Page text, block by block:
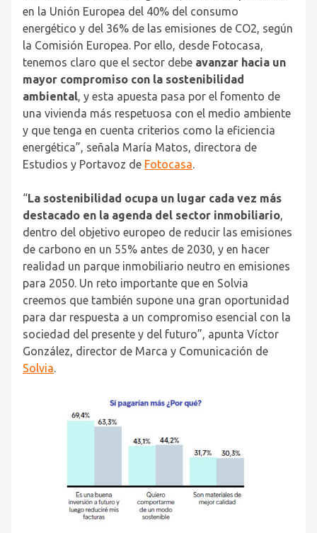
en la Unión Europea del 40% del consumo
energético y del 36% de las emisiones de CO2, según
la Comisión Europea. Por ello, desde Fotocasa,
tenemos claro que el sector debe avanzar hacia un
mayor compromiso con la sostenibilidad
ambiental, y esta apuesta pasa por el fomento de
una vivienda más respetuosa con el medio ambiente
y que tenga en cuenta criterios como la eficiencia
energética”, señala María Matos, directora de
Estudios y Portavoz de Fotocasa.
“La sostenibilidad ocupa un lugar cada vez más
destacado en la agenda del sector inmobiliario,
dentro del objetivo europeo de reducir las emisiones
de carbono en un 55% antes de 2030, y en hacer
realidad un parque inmobiliario neutro en emisiones
para 2050. Un reto importante que en Solvia
creemos que también supone una gran oportunidad
para dar respuesta a un compromiso esencial con la
sociedad del presente y del futuro”, apunta Víctor
González, director de Marca y Comunicación de
Solvia.